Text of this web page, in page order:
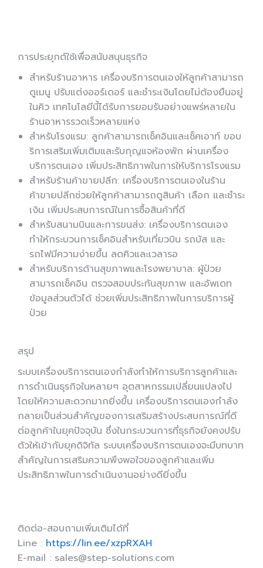
การประยุกต์ใช้เพื่อสนับสนุนธุรกิจ
สำหรับร้านอาหาร เครื่องบริการตนเองให้ลูกค้าสามารถ
ดูเมนู ปรับแต่งออร์เดอร์ และชำระเงินโดยไม่ต้องยืนอยู่
ในคิว เทคโนโลยีนี้ได้รับการยอมรับอย่างแพร่หลายใน
ร้านอาหารรวดเร็วหลายแห่ง
สำหรับโรงแรม: ลูกค้าสามารถเช็คอินและเช็คเอาท์ ขอบ
ริการเสริมเพิ่มเติมและรับกุญแจห้องพัก ผ่านเครื่อง
บริการตนเอง เพิ่มประสิทธิภาพในการให้บริการโรงแรม
สำหรับร้านค้าขายปลีก: เครื่องบริการตนเองในร้าน
ค้าขายปลีกช่วยให้ลูกค้าสามารถดูสินค้า เลือก และชำระ
เงิน เพิ่มประสบการณ์ในการซื้อสินค้าที่ดี
สำหรับสนามบินและการขนส่ง: เครื่องบริการตนเอง
ทำให้กระบวนการเช็คอินสำหรับเที่ยวบิน รถบัส และ
รถไฟมีความง่ายขึ้น ลดคิวและเวลารอ
สำหรับบริการด้านสุขภาพและโรงพยาบาล: ผู้ป่วย
สามารถเช็คอิน ตรวจสอบประกันสุขภาพ และอัพเดท
ข้อมูลส่วนตัวได้ ช่วยเพิ่มประสิทธิภาพในการบริการผู้
ป่วย
สรุป
ระบบเครื่องบริการตนเองกำลังทำให้การบริการลูกค้าและ
การดำเนินธุรกิจในหลายๆ อุตสาหกรรมเปลี่ยนแปลงไป
โดยให้ความสะดวกมากยิ่งขึ้น เครื่องบริการตนเองกำลัง
กลายเป็นส่วนสำคัญของการเสริมสร้างประสบการณ์ที่ดี
ต่อลูกค้าในยุคปัจจุบัน ซึ่งในกระบวนการที่ธุรกิจยังคงปรับ
ตัวให้เข้ากับยุคดิจิทัล ระบบเครื่องบริการตนเองจะมีบทบาท
สำคัญในการเสริมความพึงพอใจของลูกค้าและเพิ่ม
ประสิทธิภาพในการดำเนินงานอย่างดียิ่งขึ้น
ติดต่อ-สอบถามเพิ่มเติมได้ที่
Line : https://lin.ee/xzpRXAH
E-mail : sales@step-solutions.com